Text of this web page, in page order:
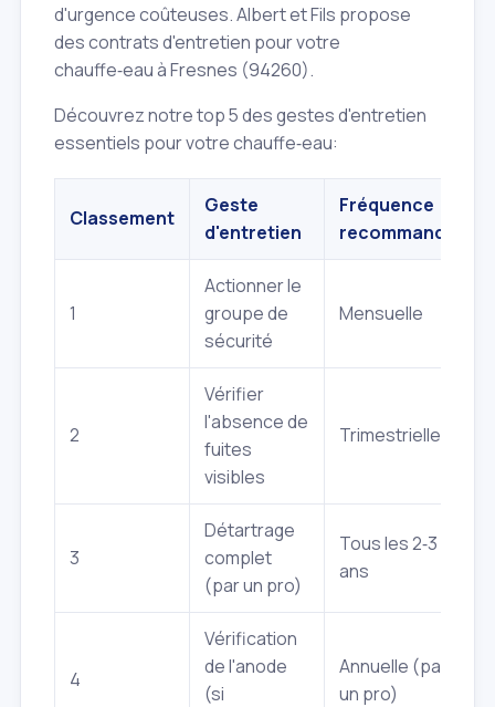
d'urgence coûteuses. Albert et Fils propose
des contrats d'entretien pour votre
chauffe‑eau à Fresnes (94260).
Découvrez notre top 5 des gestes d'entretien
essentiels pour votre chauffe‑eau:
Classement
Geste
d'entretien
Fréquence
recommandée
1
Actionner le
groupe de
sécurité
Mensuelle
2
Vérifier
l'absence de
fuites
visibles
Trimestrielle
3
Détartrage
complet
(par un pro)
Tous les 2‑3
ans
4
Vérification
de l'anode
(si
Annuelle (par
un pro)